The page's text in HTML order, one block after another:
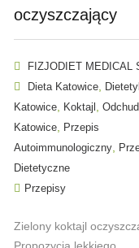
oczyszczający
FIZJODIET MEDICAL
Dieta Katowice
Katowice
Koktajl
Katowice
Przepis
Autoimmunologiczny
Dietetyczne
Przepisy
Zielony koktajl